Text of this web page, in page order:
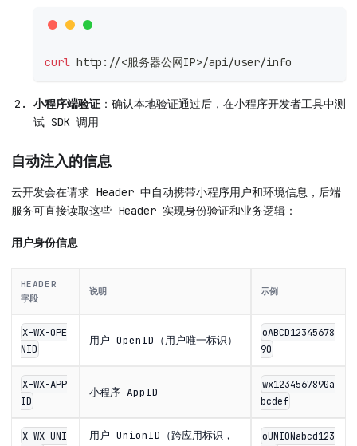
curl http://<服务器公网IP>/api/user/info
小程序端验证 ：确认本地验证通过后，在小程序开发者工具中测
试 SDK 调用
自动注入的信息
云开发会在请求 Header 中自动携带小程序用户和环境信息，后端
服务可直接读取这些 Header 实现身份验证和业务逻辑：
用户身份信息
HEADER
字段
说明 示例
X-WX-OPE
NID
用户 OpenID（用户唯一标识）
oABCD12345678
90
X-WX-APP
ID
小程序 AppID
wx1234567890a
bcdef
X-WX-UNI
用户 UnionID（跨应用标识，
oUNIONabcd123